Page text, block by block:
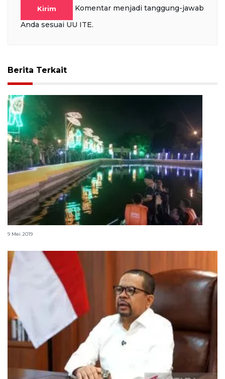
Kirim
Komentar menjadi tanggung-jawab
Anda sesuai UU ITE.
Berita Terkait
Wali Band naik perahu karet hibur warga Medan
9 Mei 2019